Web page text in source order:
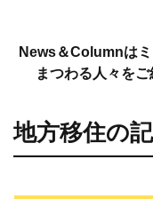
News＆Columnは
まつわる人々を
地方移住の